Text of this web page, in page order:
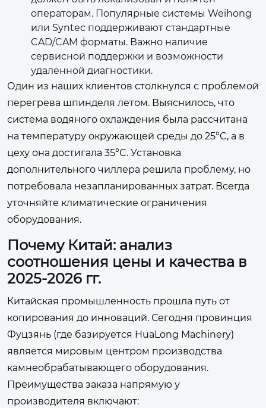
операторам. Популярные системы Weihong
или Syntec поддерживают стандартные
CAD/CAM форматы. Важно наличие
сервисной поддержки и возможности
удаленной диагностики.
Один из наших клиентов столкнулся с проблемой
перегрева шпинделя летом. Выяснилось, что
система водяного охлаждения была рассчитана
на температуру окружающей среды до 25°C, а в
цеху она достигала 35°C. Установка
дополнительного чиллера решила проблему, но
потребовала незапланированных затрат. Всегда
уточняйте климатические ограничения
оборудования.
Почему Китай: анализ
соотношения цены и качества в
2025-2026 гг.
Китайская промышленность прошла путь от
копирования до инноваций. Сегодня провинция
Фуцзянь (где базируется HuaLong Machinery)
является мировым центром производства
камнеобрабатывающего оборудования.
Преимущества заказа напрямую у
производителя включают: